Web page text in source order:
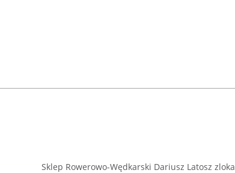
Sklep Rowerowo-Wędkarski Dariusz Latosz